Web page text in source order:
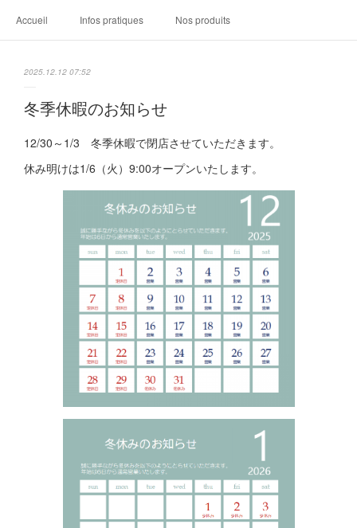
Accueil Infos pratiques Nos produits
2025.12.12 07:52
冬季休暇のお知らせ
12/30～1/3 冬季休暇で閉店させていただきます。
休み明けは1/6（火）9:00オープンいたします。